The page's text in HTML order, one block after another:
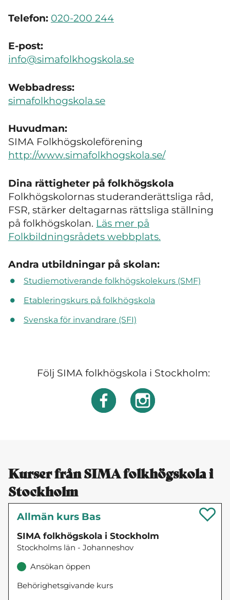
Telefon: 020-200 244
E-post:
info@simafolkhogskola.se
Webbadress:
simafolkhogskola.se
Huvudman:
SIMA Folkhögskoleförening
http://www.simafolkhogskola.se/
Dina rättigheter på folkhögskola
Folkhögskolornas studeranderättsliga råd,
FSR, stärker deltagarnas rättsliga ställning
på folkhögskolan. Läs mer på
Folkbildningsrådets webbplats.
Andra utbildningar på skolan:
Studiemotiverande folkhögskolekurs (SMF)
Etableringskurs på folkhögskola
Svenska för invandrare (SFI)
Följ SIMA folkhögskola i Stockholm:
Kurser från SIMA folkhögskola i
Stockholm
Allmän kurs Bas
SIMA folkhögskola i Stockholm
Stockholms län - Johanneshov
Ansökan öppen
Behörighetsgivande kurs